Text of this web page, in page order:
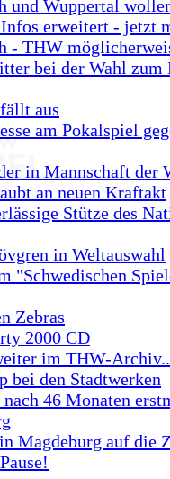
und Wuppertal
Infos erweitert - jetzt
- THW
bei der Wahl zum
aus
am Pokalspiel
in Mannschaft der
an neuen Kraftakt
Stütze des
in Weltauswahl
"Schwedischen
Zebras
2000 CD
im THW-
bei den Stadtwerken
46 Monaten
Magdeburg auf die